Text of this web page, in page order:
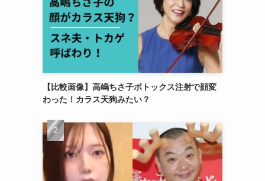
【比較画像】高嶋ちさ子ボトックス注射で顔変
わった！カラス天狗みたい？